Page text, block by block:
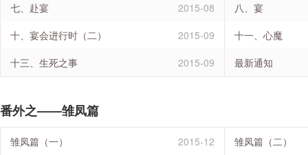
七、赴宴
2015-08
八、宴
十、宴会进行时（二）
2015-09
十一、心魔
十三、生死之事
2015-09 最新通知
番外之——雏凤篇
雏凤篇（一） 2015-12
雏凤篇（二）